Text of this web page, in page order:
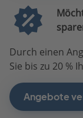
Durch einen
Sie bis zu 20 %
Angebote